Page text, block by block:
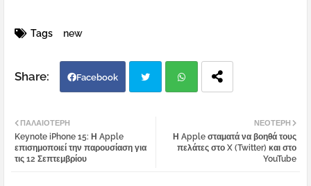
Tags new
Facebook
atsa
ΝΕΌΤΕΡΗ
Η Apple σταματά να βοηθά τους
πελάτες στο X (Twitter) και στο
YouTube
ΠΑΛΑΙΌΤΕΡΗ
Keynote iPhone 15: Η Apple
επισημοποιεί την παρουσίαση για
τις 12 Σεπτεμβρίου